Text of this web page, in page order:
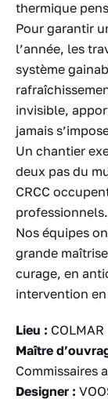
thermique
Pour garantir
l’année, les
système
invisible,
jamais
Un chantier
deux pas du
CRCC
professionnels.
Nos équipes
grande
curage, en
intervention
Lieu : COLMAR
Maître
Commissaires
Designer :